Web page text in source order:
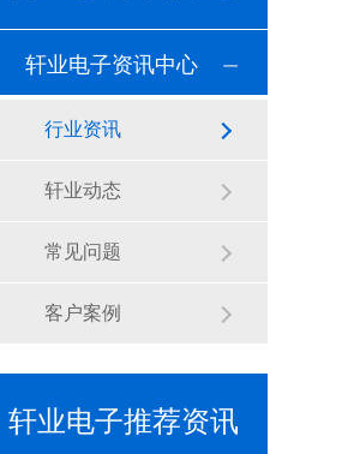
轩业电子资讯中心
行业资讯
轩业动态
常见问题
客户案例
轩业电子推荐资讯